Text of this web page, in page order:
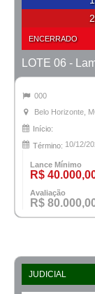
ENCERRADO
LOTE 06 -
000
Belo Horizonte,
Início:
Término: 10/12/
Lance Mínimo
R$
Avaliação
R$
JUDICIAL